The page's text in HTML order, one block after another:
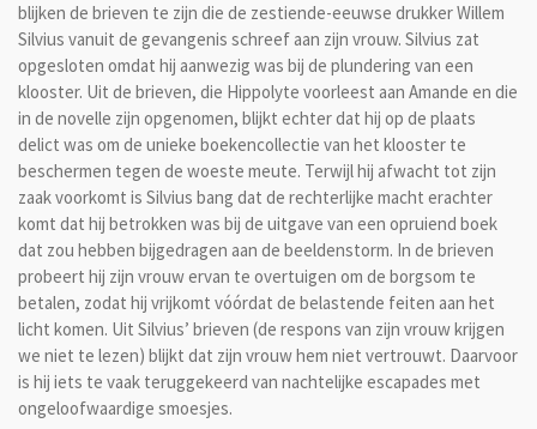
blijken de brieven te zijn die de zestiende-eeuwse drukker Willem
Silvius vanuit de gevangenis schreef aan zijn vrouw. Silvius zat
opgesloten omdat hij aanwezig was bij de plundering van een
klooster. Uit de brieven, die Hippolyte voorleest aan Amande en die
in de novelle zijn opgenomen, blijkt echter dat hij op de plaats
delict was om de unieke boekencollectie van het klooster te
beschermen tegen de woeste meute. Terwijl hij afwacht tot zijn
zaak voorkomt is Silvius bang dat de rechterlijke macht erachter
komt dat hij betrokken was bij de uitgave van een opruiend boek
dat zou hebben bijgedragen aan de beeldenstorm. In de brieven
probeert hij zijn vrouw ervan te overtuigen om de borgsom te
betalen, zodat hij vrijkomt vóórdat de belastende feiten aan het
licht komen. Uit Silvius’ brieven (de respons van zijn vrouw krijgen
we niet te lezen) blijkt dat zijn vrouw hem niet vertrouwt. Daarvoor
is hij iets te vaak teruggekeerd van nachtelijke escapades met
ongeloofwaardige smoesjes.